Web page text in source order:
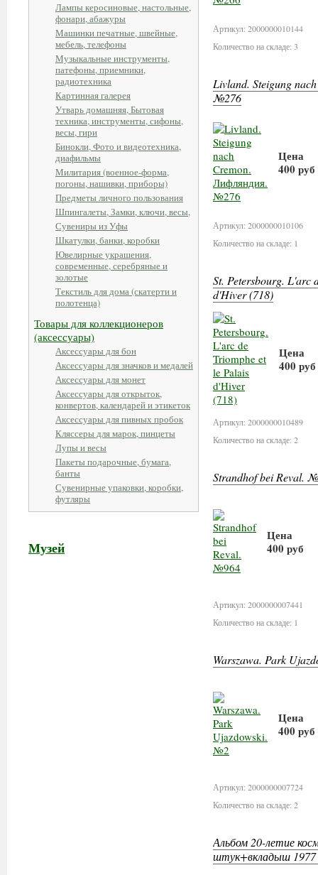
Лампы керосиновые, настольные,
фонари, абажуры
Машинки печатные, швейные,
мебель, телефоны
Музыкальные инструменты,
патефоны, приемники,
радиотехника
Картинная галерея
Утварь домашняя, Бытовая
техника, инструменты, сифоны,
весы, гири
Бинокли, Фото и видеотехника,
диафильмы
Милитария (военное-форма,
погоны, нашивки, приборы)
Предметы личного пользования
Шпингалеты, Замки, ключи, весы,
Сувениры из Уфы
Шкатулки, банки, коробки
Ювелирные украшения,
современные, серебряные и
золотые
Текстиль для дома (скатерти и
полотенца)
Товары для коллекционеров
(аксессуары)
Аксессуары для бон
Аксессуары для значков и медалей
Аксессуары для монет
Аксессуары для открыток,
конвертов, календарей и этикеток
Аксессуары для пивных пробок
Кляссеры для марок, пинцеты
Лупы и весы
Пакеты подарочные, бумага,
банты
Сувенирные упаковки, коробки,
футляры
Музей
Артикул: 2000000010144
Количество на складе: 3
Livland. Steigung
№276
Цена
400 руб
Артикул: 2000000010106
Количество на складе: 1
St. Petersbourg. L'arc
d'Hiver (718)
Цена
400 руб
Артикул: 2000000010489
Количество на складе: 2
Strandhof bei Reval.
Цена
400 руб
Артикул: 2000000007441
Количество на складе: 1
Warszawa. Park
Цена
400 руб
Артикул: 2000000007724
Количество на складе: 2
Альбом 20-летие
штук+вкладыш 1977